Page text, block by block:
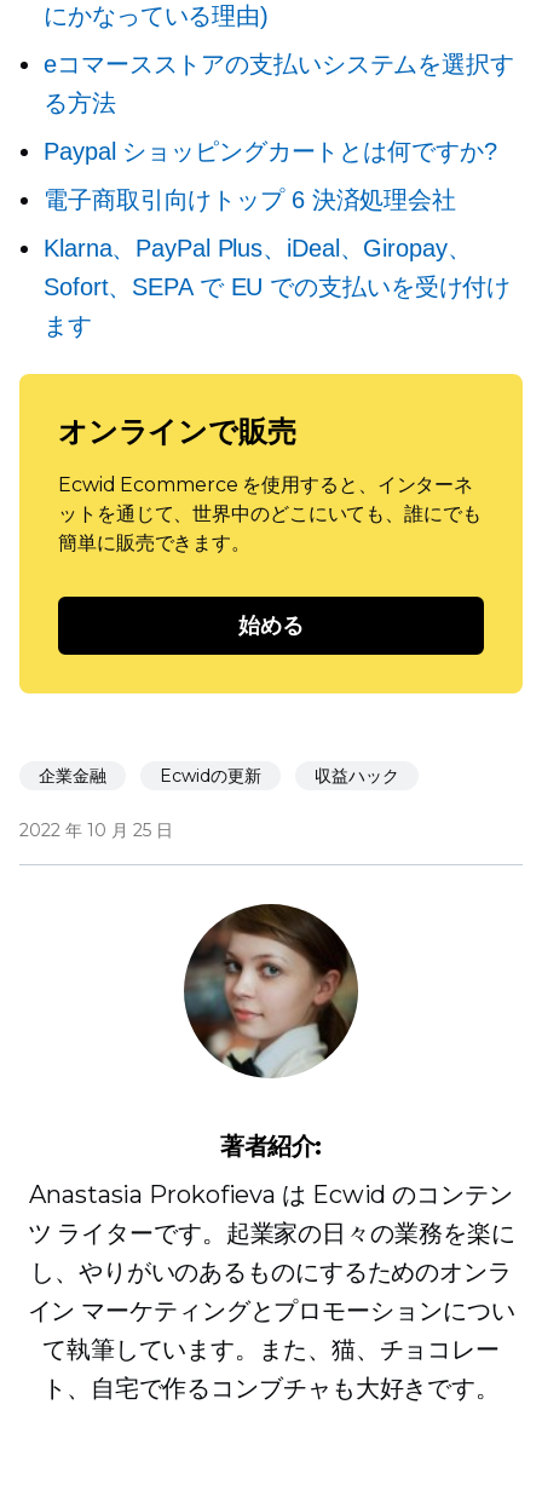
にかなっている理由)
eコマースストアの支払いシステムを選択す
る方法
Paypal ショッピングカートとは何ですか?
電子商取引向けトップ 6 決済処理会社
Klarna、PayPal Plus、iDeal、Giropay、
Sofort、SEPA で EU での支払いを受け付け
ます
オンラインで販売
Ecwid Ecommerce を使用すると、インターネ
ットを通じて、世界中のどこにいても、誰にでも
簡単に販売できます。
始める
企業金融 Ecwidの更新 収益ハック
2022 年 10 月 25 日
著者紹介:
Anastasia Prokofieva は Ecwid のコンテン
ツ ライターです。起業家の日々の業務を楽に
し、やりがいのあるものにするためのオンラ
イン マーケティングとプロモーションについ
て執筆しています。また、猫、チョコレー
ト、自宅で作るコンブチャも大好きです。